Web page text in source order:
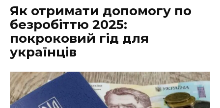
Як отримати допомогу по
безробіттю 2025:
покроковий гід для
українців